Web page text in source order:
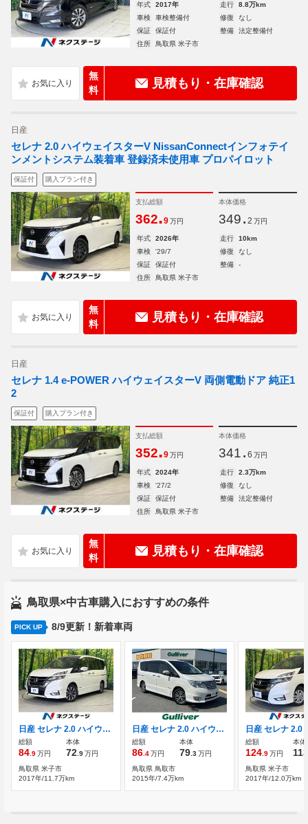
年式 2017年 走行
8.8万km
車検
車検整備付 修復
なし
保証
保証付 整備
法定整備付
住所
鳥取県 米子市
無
料
見積もり・在庫確認
日産
セレナ 2.0 ハイウェイスターV NissanConnectインフォテイ
ンメントシステム装着車 登録済未使用車 プロパイロット
保証付 購入プラン付き
支払総額
362.9 万円
本体価格
349. 2 万円
年式 2026年 走行
10km
車検
'29/7 修復
なし
保証
保証付 整備
-
住所
鳥取県 米子市
無
料
見積もり・在庫確認
日産
セレナ 1.4 e-POWER ハイウェイスターV 両側電動ドア 純正1
2
保証付 購入プラン付き
支払総額
352.9 万円
本体価格
341. 6 万円
年式 2024年 走行
2.3万km
車検
'27/2 修復
なし
保証
保証付 整備
法定整備付
住所
鳥取県 米子市
無
料
見積もり・在庫確認
鳥取県×中古車購入におすすめの条件
PICK UP 8/9更新！新着車両
日産 セレナ 2.0 ハイウェイスター Vセレクション 両側電動ドア 純正SDナビ 全周囲カメラ
総額
84 .9万円
本体
72 .9万円
鳥取県 米子市
2017年/11.7万km
日産 セレナ 2.0 ハイウェイスター Vセレクション+Safety S-HYBRID アドバンストセーフティ PKG ワンオーナー
総額
86 .4万円
本体
79 .3万円
鳥取県 鳥取市
2015年/7.4万km
総額
124 .9万円
本体
113
鳥取県 米子市
2017年/12.0万km